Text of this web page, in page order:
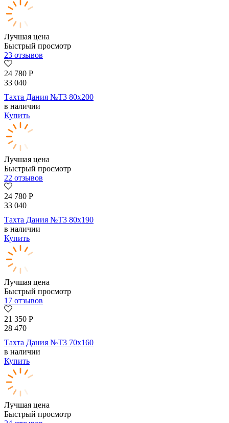
Лучшая цена
Быстрый просмотр
23 отзывов
24 780 Р
33 040
Тахта Дания №Т3 80х200
в наличии
Купить
Лучшая цена
Быстрый просмотр
22 отзывов
24 780 Р
33 040
Тахта Дания №Т3 80х190
в наличии
Купить
Лучшая цена
Быстрый просмотр
17 отзывов
21 350 Р
28 470
Тахта Дания №Т3 70х160
в наличии
Купить
Лучшая цена
Быстрый просмотр